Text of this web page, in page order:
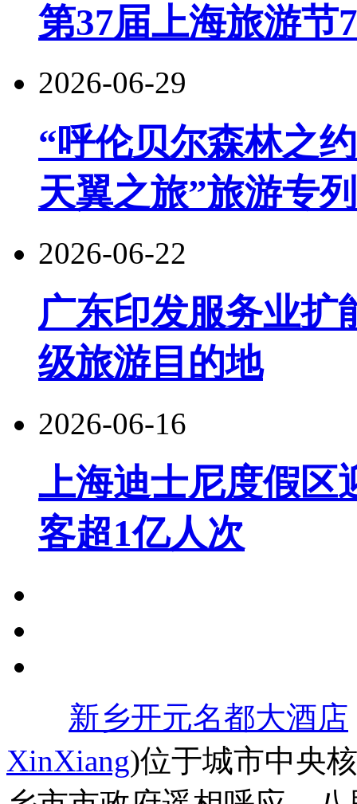
第37届上海旅游节
2026-06-29
“呼伦贝尔森林之
天翼之旅”旅游专
2026-06-22
广东印发服务业扩
级旅游目的地
2026-06-16
上海迪士尼度假区
客超1亿人次
新乡开元名都大酒店
XinXiang)位于城市中央